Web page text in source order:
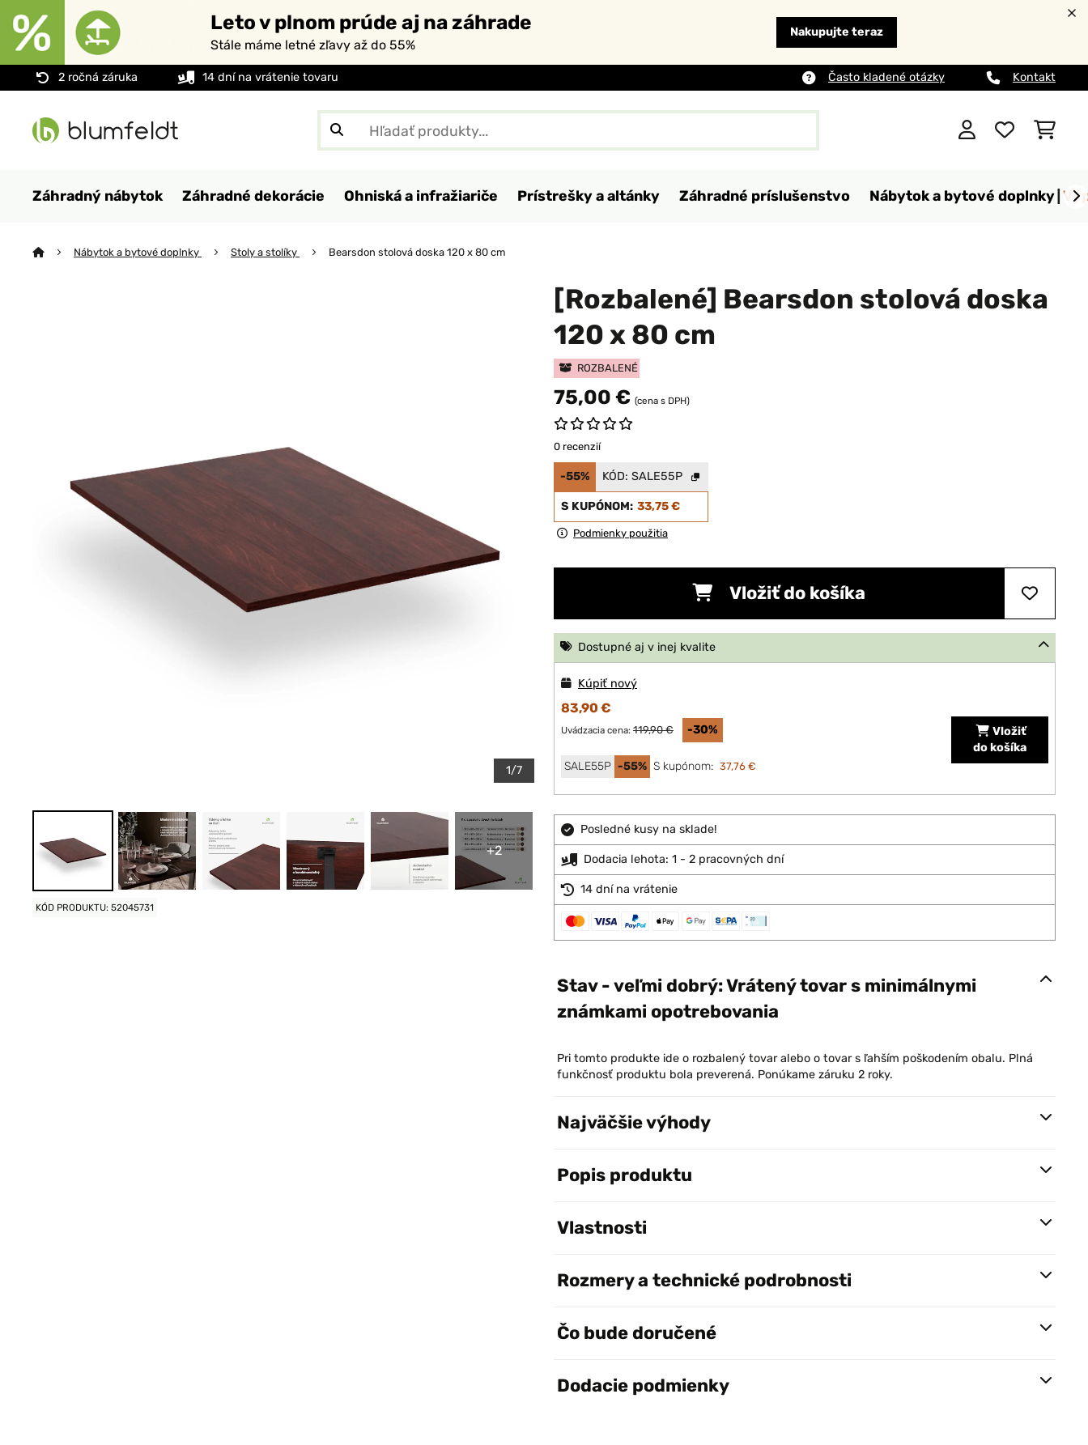
Leto v plnom prúde aj na záhrade
Stále máme letné zľavy až do 55%
Nakupujte teraz
2 ročná záruka 14 dní na vrátenie tovaru Často kladené otázky Kontakt
Záhradný nábytok Záhradné dekorácie Ohniská a infražiariče Prístrešky a altánky Záhradné príslušenstvo Nábytok a bytové doplnky
Nábytok a bytové doplnky Stoly a stolíky Bearsdon stolová doska 120 x 80 cm
1/7
+2
KÓD PRODUKTU: 52045731
[Rozbalené] Bearsdon stolová doska
120 x 80 cm
ROZBALENÉ
75,00 € (cena s DPH)
0 recenzií
-55% KÓD: SALE55P
S KUPÓNOM: 33,75 €
Podmienky použitia
Vložiť do košíka
Dostupné aj v inej kvalite
Kúpiť nový
83,90 €
Uvádzacia cena: 119,90 € -30%
SALE55P -55% S kupónom: 37,76 €
Vložiť
do košíka
Posledné kusy na sklade!
Dodacia lehota: 1 - 2 pracovných dní
14 dní na vrátenie
Stav - veľmi dobrý: Vrátený tovar s minimálnymi
známkami opotrebovania
Pri tomto produkte ide o rozbalený tovar alebo o tovar s ľahším poškodením obalu. Plná
funkčnosť produktu bola preverená. Ponúkame záruku 2 roky.
Najväčšie výhody
Popis produktu
Vlastnosti
Rozmery a technické podrobnosti
Čo bude doručené
Dodacie podmienky